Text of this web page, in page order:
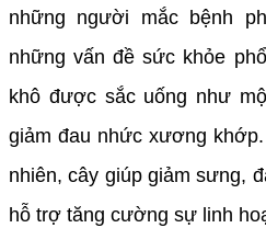
những người mắc bệnh
những vấn đề sức khỏe
khô được sắc uống như
giảm đau nhức xương
nhiên, cây giúp giảm sưng,
hỗ trợ tăng cường sự linh